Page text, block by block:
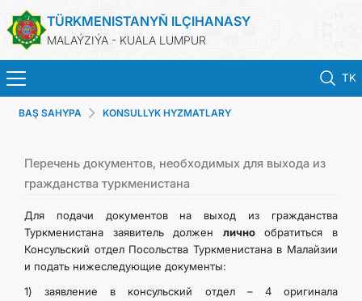
TÜRKMENISTANYŇ ILÇIHANASY
MALAÝZIÝA - KUALA LUMPUR
TK
BAŞ SAHYPA
HABARLAR
KONSULLYK HYZMATLARY
DIM
BAŞ SAHYPA KONSULLYK HYZMATLARY
Перечень документов, необходимых для выхода из
гражданства туркменистана
Для подачи документов на выход из гражданства
Туркменистана заявитель должен личнообратиться в
Консульский отдел Посольства Туркменистана в Малайзии
и подать нижеследующие документы:
1) заявление в консульский отдел – 4 оригинала